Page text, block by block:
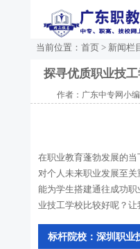
当前位置： 首页 > 新闻栏
探寻优质职业技
作者：广东中专网小编
在职业教育蓬勃发展的当
对个人未来职业发展至
能为学生搭建通往成功
业技工学校比较好呢？让
标杆院校：深圳职业